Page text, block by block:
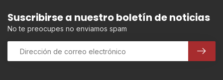
Suscribirse a nuestro boletín de noticias
No te preocupes no enviamos spam